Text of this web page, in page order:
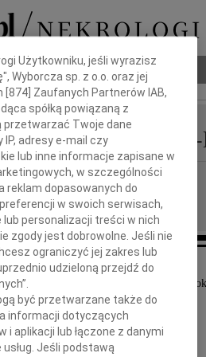
pogrzebowy
zawiadamiamy, że dnia 30 maja 2026
odeszła Nasza ukochana Mama i Babcia
Użytkowniku, jeśli wyrazisz
Wyborcza sp. z o.o. oraz jej
[874 ] Zaufanych Partnerów IAB,
spółką powiązaną z
przetwarzać Twoje dane
adresy e-mail czy
lub inne informacje zapisane w
w szczególności
reklam dopasowanych do
w swoich serwisach,
personalizacji treści w nich
zgody jest dobrowolne. Jeśli nie
ograniczyć jej zakres lub
udzieloną przejdź do
być przetwarzane także do
informacji dotyczących
i aplikacji lub łączone z danymi
Jeśli podstawą